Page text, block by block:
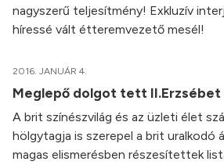
nagyszerű teljesítmény! Exkluzív
híressé vált étteremvezető mesél!
2016. JANUÁR 4.
Meglepő dolgot tett II.Erzsébet
A brit színészvilág és az üzleti élet
hölgytagja is szerepel a brit uralkodó
magas elismerésben részesítettek